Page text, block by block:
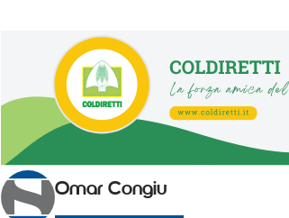
Omar Congiu